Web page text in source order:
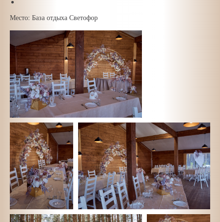
Место: База отдыха Светофор